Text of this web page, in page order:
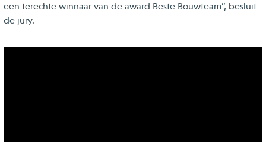
een terechte winnaar van de award Beste Bouwteam”, besluit
de jury.